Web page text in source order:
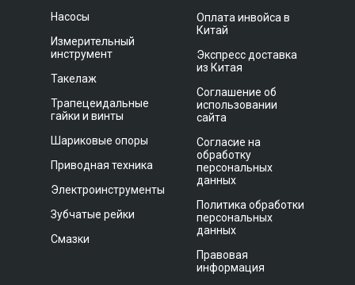
Насосы
Измерительный
инструмент
Такелаж
Трапецеидальные
гайки и винты
Шариковые опоры
Приводная техника
Электроинструменты
Зубчатые рейки
Смазки
Оплата инвойса в
Китай
Экспресс доставка
из Китая
Соглашение об
использовании
сайта
Согласие на
обработку
персональных
данных
Политика обработки
персональных
данных
Правовая
информация